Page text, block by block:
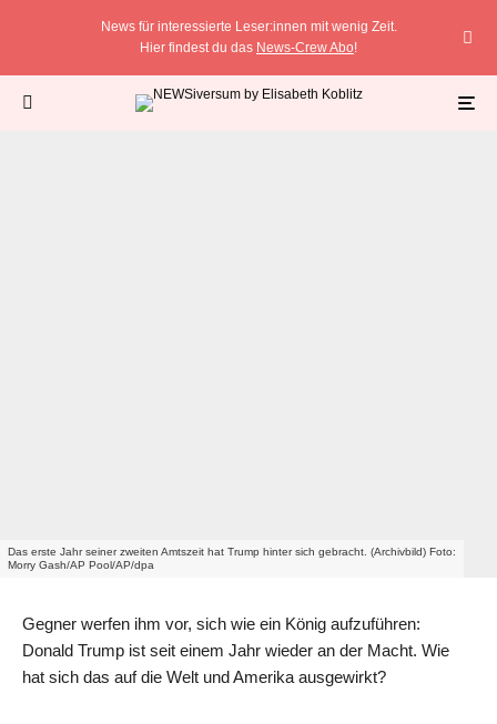
News für interessierte Leser:innen mit wenig Zeit.
Hier findest du das News-Crew Abo!
Das erste Jahr seiner zweiten Amtszeit hat Trump hinter sich gebracht. (Archivbild) Foto:
Morry Gash/AP Pool/AP/dpa
Gegner werfen ihm vor, sich wie ein König aufzuführen:
Donald Trump ist seit einem Jahr wieder an der Macht. Wie
hat sich das auf die Welt und Amerika ausgewirkt?